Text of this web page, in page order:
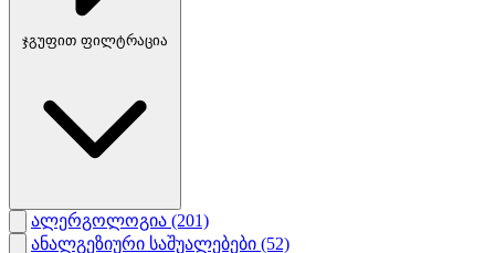
ჯგუფით ფილტრაცია
ალერგოლოგია (201)
ანალგეზიური საშუალებები (52)